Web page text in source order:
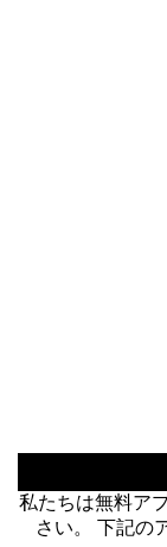
私たちは無料ア
さい。 下記の